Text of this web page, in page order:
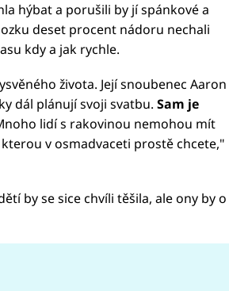
hýbat a porušili by jí spánkové a
deset procent nádoru nechali
kdy a jak rychle.
života. Její snoubenec Aaron
dál plánují svoji svatbu. Sam je
lidí s rakovinou nemohou mít
v osmadvaceti prostě chcete,"
by se sice chvíli těšila, ale ony by o